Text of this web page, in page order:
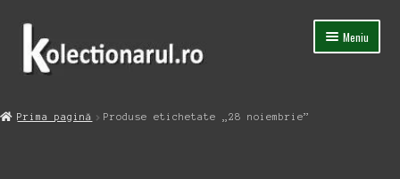
Sari
navigare
Sari
conținut
Meniu
Prima pagină Produse etichetate „28 noiembrie”